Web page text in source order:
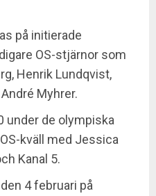
på initierade
OS-stjärnor som
Henrik Lundqvist,
Myhrer.
under de olympiska
kväll med Jessica
Kanal 5.
4 februari på